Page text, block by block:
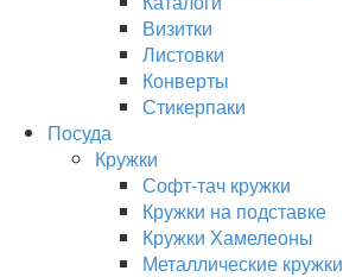
Визитки
Листовки
Конверты
Стикерпаки
Посуда
Кружки
Софт-тач кружки
Кружки на подставке
Кружки Хамелеоны
Металлические кружки